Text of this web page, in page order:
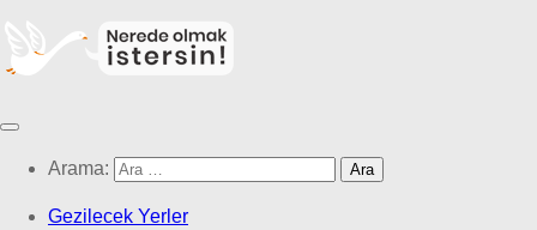
Arama:
Gezilecek Yerler